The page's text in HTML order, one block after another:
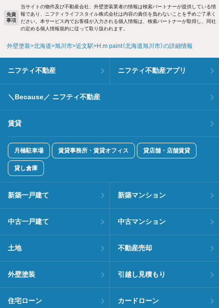
免責
事項
当サイトの物件及び不動産会社、外壁塗装業者の情報は検索パートナーが提供している情
報であり、ニフティライフスタイル株式会社は内容の責任を負わないことを予めご了承く
ださい。本サービス内でお客様が入力される個人情報は、検索パートナーが取得し、同社
の定める個人情報規約に従って取り扱われます。
外壁塗装 北海道 旭川市 近文駅 H.m paint（北海道旭川市）の詳細情報
ニフティ不動産 ニフティ不動産アプリ
＼Because／ ニフティ不動産
賃貸
月極駐車場 賃貸事務所・賃貸オフィス 貸店舗・店舗賃貸
貸し倉庫
新築一戸建て 新築マンション
中古一戸建て 中古マンション
土地 不動産売却
外壁塗装 引越し見積もり
住宅ローン カードローン